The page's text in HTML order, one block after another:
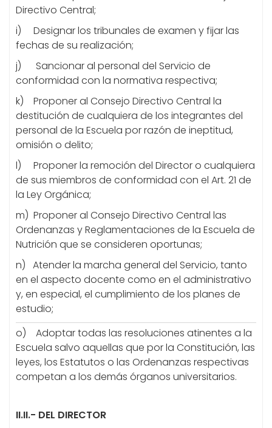
Directivo Central;
i) Designar los tribunales de examen y fijar las
fechas de su realización;
j) Sancionar al personal del Servicio de
conformidad con la normativa respectiva;
k) Proponer al Consejo Directivo Central la
destitución de cualquiera de los integrantes del
personal de la Escuela por razón de ineptitud,
omisión o delito;
l) Proponer la remoción del Director o cualquiera
de sus miembros de conformidad con el Art. 21 de
la Ley Orgánica;
m) Proponer al Consejo Directivo Central las
Ordenanzas y Reglamentaciones de la Escuela de
Nutrición que se consideren oportunas;
n) Atender la marcha general del Servicio, tanto
en el aspecto docente como en el administrativo
y, en especial, el cumplimiento de los planes de
estudio;
o) Adoptar todas las resoluciones atinentes a la
Escuela salvo aquellas que por la Constitución, las
leyes, los Estatutos o las Ordenanzas respectivas
competan a los demás órganos universitarios.
II.II.- DEL DIRECTOR